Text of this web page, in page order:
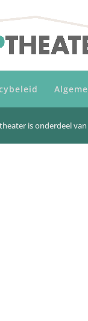
is onderdeel van